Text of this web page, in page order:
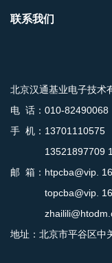
联系我们
北京汉通基业电子技术
电 话：010-82490068
手 机：13701110575
13521897709
邮 箱：htpcba@vip.
topcba@vip.
地址：北京市平谷区中